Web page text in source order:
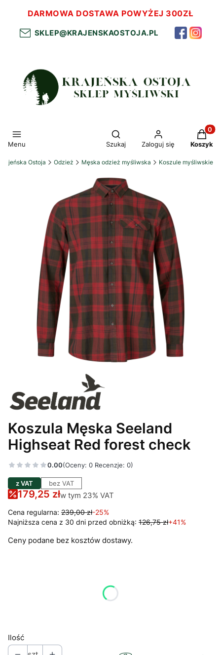
DARMOWA DOSTAWA POWYŻEJ 300ZŁ
SKLEP@KRAJENSKAOSTOJA.PL
Menu
Otwórz wyszukiwarkę
Szukaj Zaloguj się Koszyk
Ostoja Odzież Męska odzież myśliwska Koszule myśliwskie
Koszula Męska Seeland
Highseat Red forest check
0.00(Oceny: 0 Recenzje: 0)
z VAT bez VAT
179,25 złw tym 23% VAT
w tym 23% VAT
Cena regularna: 239,00 zł-25%
Najniższa cena z 30 dni przed obniżką: 126,75 zł+41%
Ceny podane bez kosztów dostawy.
Ilość